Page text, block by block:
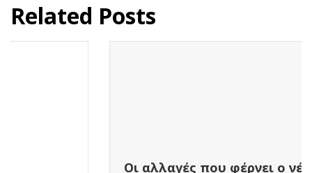
Related Posts